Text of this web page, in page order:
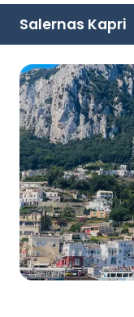
Salernas Kapri